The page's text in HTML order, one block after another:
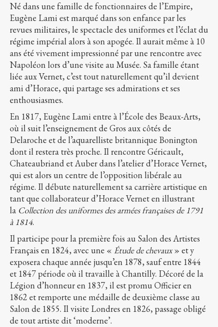
Né dans une famille de fonctionnaires de l’Empire,
Eugène Lami est marqué dans son enfance par les
revues militaires, le spectacle des uniformes et l’éclat du
régime impérial alors à son apogée. Il aurait même à 10
ans été vivement impressionné par une rencontre avec
Napoléon lors d’une visite au Musée. Sa famille étant
liée aux Vernet, c’est tout naturellement qu’il devient
ami d’Horace, qui partage ses admirations et ses
enthousiasmes.
En 1817, Eugène Lami entre à l’École des Beaux-Arts,
où il suit l’enseignement de Gros aux côtés de
Delaroche et de l’aquarelliste britannique Bonington
dont il restera très proche. Il rencontre Géricault,
Chateaubriand et Auber dans l’atelier d’Horace Vernet,
qui est alors un centre de l’opposition libérale au
régime. Il débute naturellement sa carrière artistique en
tant que collaborateur d’Horace Vernet en illustrant
la Collection des uniformes des armées françaises de 1791
à 1814.
Il participe pour la première fois au Salon des Artistes
Français en 1824, avec une « Étude de chevaux» et y
exposera chaque année jusqu’en 1878, sauf entre 1844
et 1847 période où il travaille à Chantilly. Décoré de la
Légion d’honneur en 1837, il est promu Officier en
1862 et remporte une médaille de deuxième classe au
Salon de 1855. Il visite Londres en 1826, passage obligé
de tout artiste dit ‘moderne’.